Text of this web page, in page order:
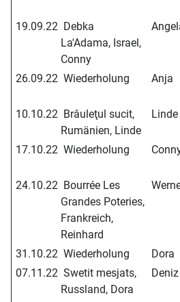
19.09.22 Debka
La'Adama, Israel,
Conny
26.09.22 Wiederholung Anja
10.10.22 Brâuleţul sucit,
Rumänien, Linde
Linde
17.10.22 Wiederholung
24.10.22 Bourrée Les
Grandes Poteries,
Frankreich,
Reinhard
31.10.22 Wiederholung Dora
07.11.22 Swetit mesjats,
Russland, Dora
Deniz